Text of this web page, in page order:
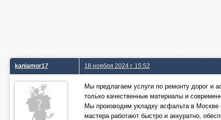
kaniamor17 18 ноября 2024 г. 15:52
Мы предлагаем услуги по ремонту дорог и
только качественные материалы и
Мы производим укладку асфальта в Москве
мастера работают быстро и аккуратно,